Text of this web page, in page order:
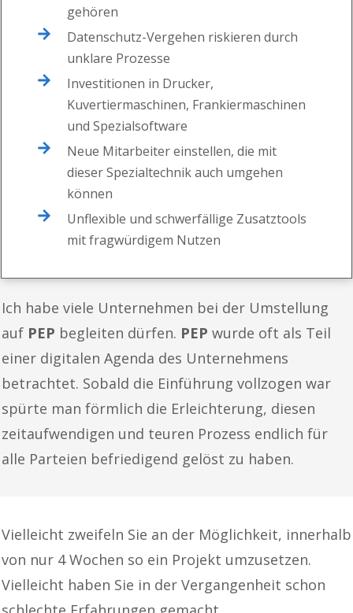
gehören
Datenschutz-Vergehen riskieren durch
unklare Prozesse
Investitionen in Drucker,
Kuvertiermaschinen, Frankiermaschinen
und Spezialsoftware
Neue Mitarbeiter einstellen, die mit
dieser Spezialtechnik auch umgehen
können
Unflexible und schwerfällige Zusatztools
mit fragwürdigem Nutzen
Ich habe viele Unternehmen bei der Umstellung
auf PEP begleiten dürfen. PEP wurde oft als Teil
einer digitalen Agenda des Unternehmens
betrachtet. Sobald die Einführung vollzogen war
spürte man förmlich die Erleichterung, diesen
zeitaufwendigen und teuren Prozess endlich für
alle Parteien befriedigend gelöst zu haben.
Vielleicht zweifeln Sie an der Möglichkeit, innerhalb
von nur 4 Wochen so ein Projekt umzusetzen.
Vielleicht haben Sie in der Vergangenheit schon